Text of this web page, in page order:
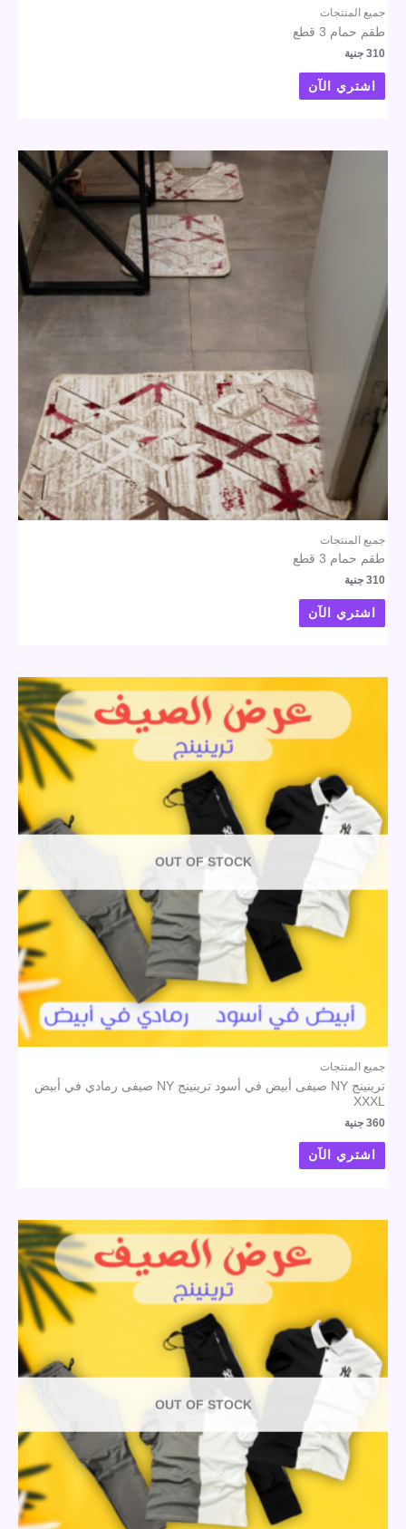
جميع المنتجات
طقم حمام 3 قطع
310 جنية
اشتري الآن
جميع المنتجات
طقم حمام 3 قطع
310 جنية
اشتري الآن
OUT OF STOCK
جميع المنتجات
ترينينج NY صيفى أبيض في أسود ترينينج NY صيفى رمادي في أبيض
XXXL
360 جنية
اشتري الآن
OUT OF STOCK